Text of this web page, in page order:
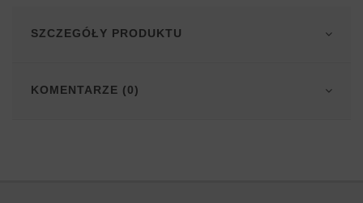
SZCZEGÓŁY PRODUKTU
KOMENTARZE (0)